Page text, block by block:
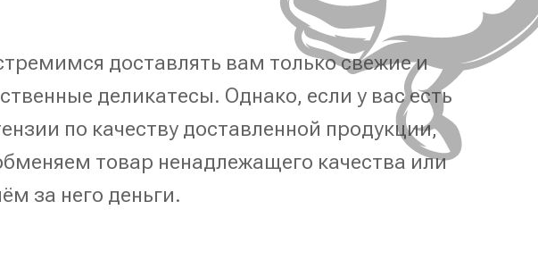
доставлять вам только свежие и
деликатесы. Однако, если у вас есть
по качеству доставленной продукции,
товар ненадлежащего качества или
за него деньги.